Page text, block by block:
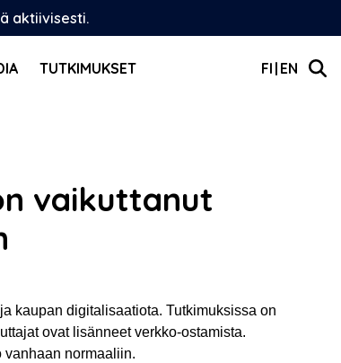
aktiivisesti.
TUTKIMUKSET FI EN
vaikuttanut
kaupan digitalisaatiota. Tutkimuksissa on
ovat lisänneet verkko-ostamista.
normaaliin.